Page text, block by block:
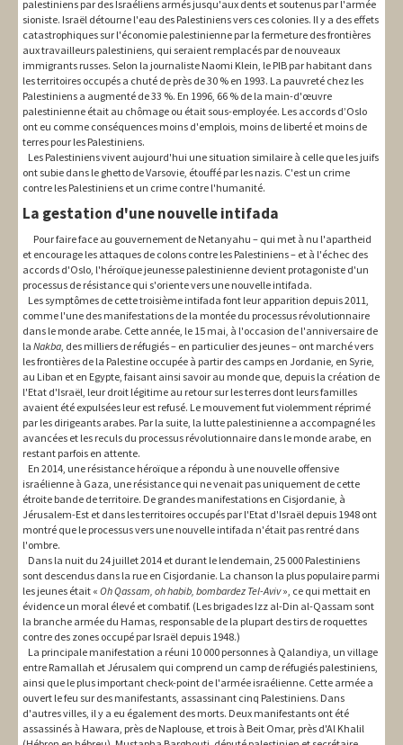
palestiniens par des Israéliens armés jusqu'aux dents et soutenus par l'armée
sioniste. Israël détourne l'eau des Palestiniens vers ces colonies. Il y a des effets
catastrophiques sur l'économie palestinienne par la fermeture des frontières
aux travailleurs palestiniens, qui seraient remplacés par de nouveaux
immigrants russes. Selon la journaliste Naomi Klein, le PIB par habitant dans
les territoires occupés a chuté de près de 30 % en 1993. La pauvreté chez les
Palestiniens a augmenté de 33 %. En 1996, 66 % de la main-d'œuvre
palestinienne était au chômage ou était sous-employée. Les accords d’Oslo
ont eu comme conséquences moins d'emplois, moins de liberté et moins de
terres pour les Palestiniens.
Les Palestiniens vivent aujourd'hui une situation similaire à celle que les juifs
ont subie dans le ghetto de Varsovie, étouffé par les nazis. C'est un crime
contre les Palestiniens et un crime contre l'humanité.
La gestation d'une nouvelle intifada
Pour faire face au gouvernement de Netanyahu – qui met à nu l'apartheid
et encourage les attaques de colons contre les Palestiniens – et à l'échec des
accords d'Oslo, l'héroïque jeunesse palestinienne devient protagoniste d'un
processus de résistance qui s'oriente vers une nouvelle intifada.
Les symptômes de cette troisième intifada font leur apparition depuis 2011,
comme l'une des manifestations de la montée du processus révolutionnaire
dans le monde arabe. Cette année, le 15 mai, à l'occasion de l'anniversaire de
la Nakba, des milliers de réfugiés – en particulier des jeunes – ont marché vers
les frontières de la Palestine occupée à partir des camps en Jordanie, en Syrie,
au Liban et en Egypte, faisant ainsi savoir au monde que, depuis la création de
l'Etat d'Israël, leur droit légitime au retour sur les terres dont leurs familles
avaient été expulsées leur est refusé. Le mouvement fut violemment réprimé
par les dirigeants arabes. Par la suite, la lutte palestinienne a accompagné les
avancées et les reculs du processus révolutionnaire dans le monde arabe, en
restant parfois en attente.
En 2014, une résistance héroïque a répondu à une nouvelle offensive
israélienne à Gaza, une résistance qui ne venait pas uniquement de cette
étroite bande de territoire. De grandes manifestations en Cisjordanie, à
Jérusalem-Est et dans les territoires occupés par l'Etat d'Israël depuis 1948 ont
montré que le processus vers une nouvelle intifada n'était pas rentré dans
l'ombre.
Dans la nuit du 24 juillet 2014 et durant le lendemain, 25 000 Palestiniens
sont descendus dans la rue en Cisjordanie. La chanson la plus populaire parmi
les jeunes était « Oh Qassam, oh habib, bombardez Tel-Aviv», ce qui mettait en
évidence un moral élevé et combatif. (Les brigades Izz al-Din al-Qassam sont
la branche armée du Hamas, responsable de la plupart des tirs de roquettes
contre des zones occupé par Israël depuis 1948.)
La principale manifestation a réuni 10 000 personnes à Qalandiya, un village
entre Ramallah et Jérusalem qui comprend un camp de réfugiés palestiniens,
ainsi que le plus important check-point de l'armée israélienne. Cette armée a
ouvert le feu sur des manifestants, assassinant cinq Palestiniens. Dans
d'autres villes, il y a eu également des morts. Deux manifestants ont été
assassinés à Hawara, près de Naplouse, et trois à Beit Omar, près d'Al Khalil